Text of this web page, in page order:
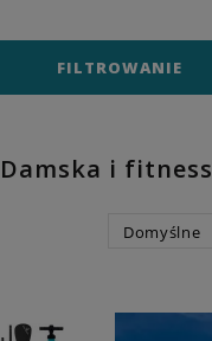
FILTROWANIE
Damska i fitness